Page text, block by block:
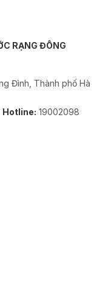
RẠNG ĐÔNG
Đình, Thành phố Hà
Hotline: 19002098